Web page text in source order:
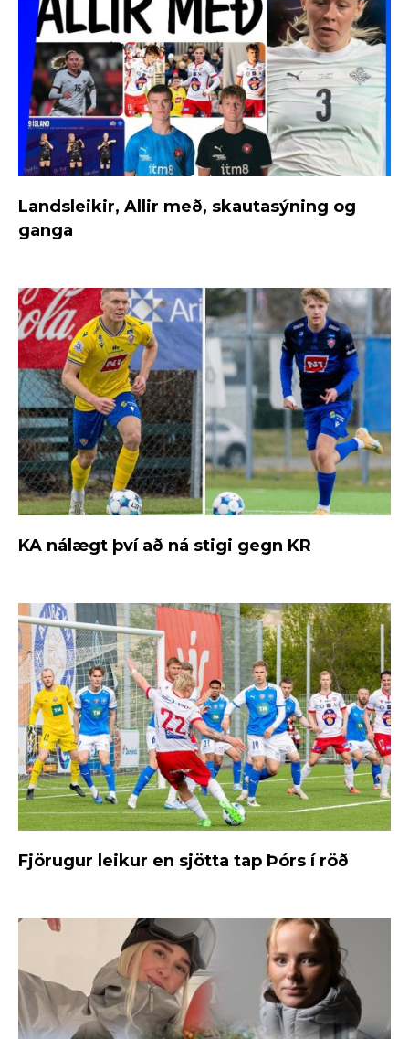
Landsleikir, Allir með, skautasýning og
ganga
KA nálægt því að ná stigi gegn KR
Fjörugur leikur en sjötta tap Þórs í röð